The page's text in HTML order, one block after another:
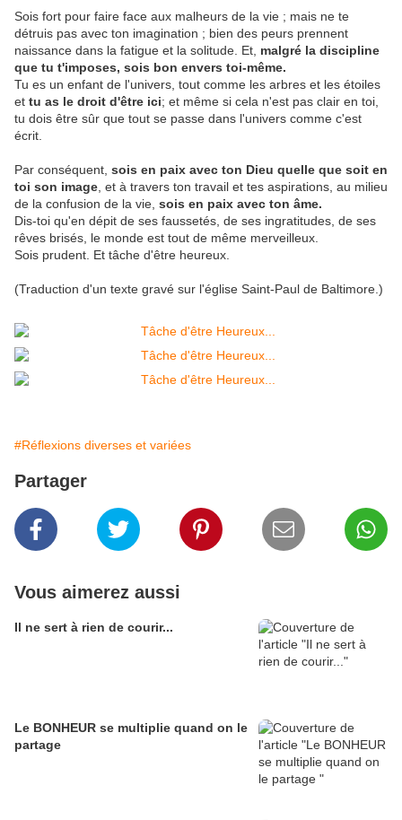
Sois fort pour faire face aux malheurs de la vie ; mais ne te
détruis pas avec ton imagination ; bien des peurs prennent
naissance dans la fatigue et la solitude. Et, malgré la discipline
que tu t'imposes, sois bon envers toi-même.
Tu es un enfant de l'univers, tout comme les arbres et les étoiles
et tu as le droit d'être ici; et même si cela n'est pas clair en toi,
tu dois être sûr que tout se passe dans l'univers comme c'est
écrit.
Par conséquent, sois en paix avec ton Dieu quelle que soit en
toi son image , et à travers ton travail et tes aspirations, au milieu
de la confusion de la vie, sois en paix avec ton âme.
Dis-toi qu'en dépit de ses faussetés, de ses ingratitudes, de ses
rêves brisés, le monde est tout de même merveilleux.
Sois prudent. Et tâche d'être heureux.
(Traduction d'un texte gravé sur l'église Saint-Paul de Baltimore.)
#Réflexions diverses et variées
Partager
Vous aimerez aussi
Il ne sert à rien de courir...
Le BONHEUR se multiplie quand on le
partage